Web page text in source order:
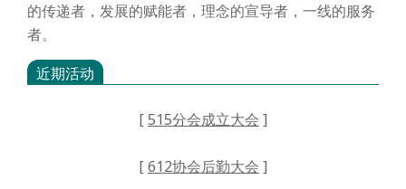
的传递者，发展的赋能者，理念的宣导者，一线的服务
者。
近期活动
[515分会成立大会 ]
[612协会后勤大会 ]